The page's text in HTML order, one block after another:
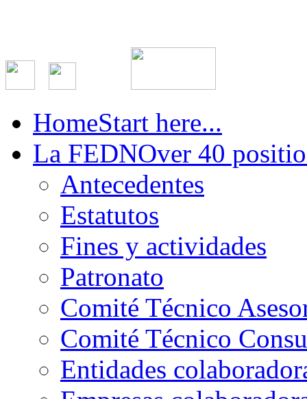
HomeStart here...
La FEDNOver 40
Antecedentes
Estatutos
Fines y actividades
Patronato
Comité Técnico
Comité Técnico
Entidades